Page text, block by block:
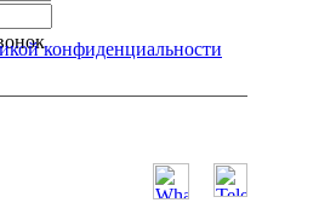
конфиденциальности